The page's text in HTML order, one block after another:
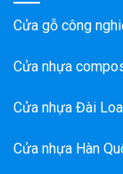
Cửa gỗ công
Cửa nhựa
Cửa nhựa Đài
Cửa nhựa Hàn